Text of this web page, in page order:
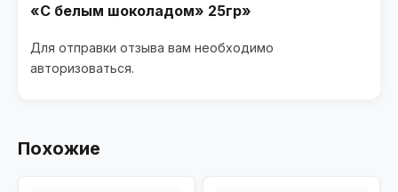
«С белым шоколадом» 25гр»
Для отправки отзыва вам необходимо
авторизоваться.
Похожие